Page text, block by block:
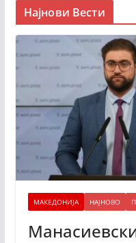
Најнови Вести
МАКЕДОНИЈА НАЈНОВО